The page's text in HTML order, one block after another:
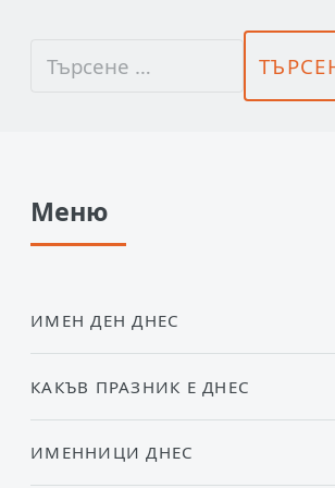
Меню
ИМЕН ДЕН ДНЕС
КАКЪВ ПРАЗНИК Е ДНЕС
ИМЕННИЦИ ДНЕС